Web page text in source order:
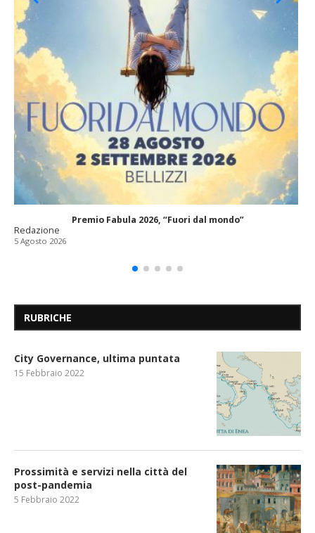
Premio Fabula 2026, “Fuori dal mondo”
Redazione
5 Agosto 2026
RUBRICHE
City Governance, ultima puntata
15 Febbraio 2022
Prossimità e servizi nella città del
post-pandemia
5 Febbraio 2022